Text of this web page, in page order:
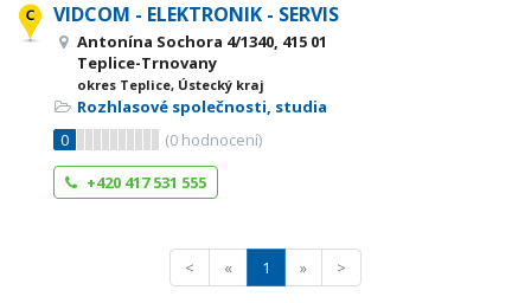
VIDCOM - ELEKTRONIK - SERVIS
Antonína Sochora 4/1340, 415 01
Teplice-Trnovany
okres Teplice, Ústecký kraj
Rozhlasové společnosti, studia
0
(0 hodnocení)
+420 417 531 555
< « 1 » >